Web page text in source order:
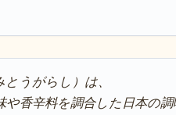
とうがらし）は、
や香辛料を調合した日本の